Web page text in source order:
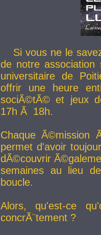
Si vous ne le
de notre
universitaire de
offrir une heure
sociÃ©tÃ© et jeux
17h Ã 18h.
Chaque Ã©mission
permet d'avoir
dÃ©couvrir
semaines au lieu
boucle.
Alors, qu'est-ce
concrÃ¨tement ?